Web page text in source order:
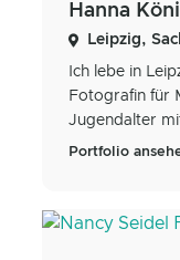
Hanna
Leipzig,
Ich lebe in
Fotografin für
Jugendalter
Portfolio